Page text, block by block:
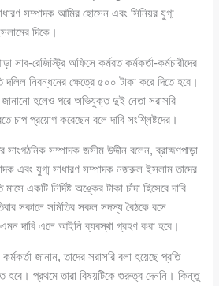
সম্পাদক আমির হোসেন এবং সিনিয়র যুগ্ম
দিকে।
সাব-রেজিস্ট্রি অফিসে কর্মরত কর্মকর্তা-কর্মচারীদের
নিবন্ধনের ক্ষেত্রে ৫০০ টাকা করে দিতে হবে।
জানানো হলেও পরে অভিযুক্ত দুই নেতা সরাসরি
চাপ প্রয়োগ করেছেন বলে দাবি সংশ্লিষ্টদের।
সাংগঠনিক সম্পাদক জসীম উদ্দীন বলেন, ব্রাহ্মণপাড়া
এবং যুগ্ম সাধারণ সম্পাদক নজরুল ইসলাম তাদের
একটি নির্দিষ্ট অঙ্কের টাকা চাঁদা হিসেবে দাবি
সকালে সমিতির সকল সদস্য বৈঠকে বসে
দাবি এলে আইনি ব্যবস্থা গ্রহণ করা হবে।
জানান, তাদের সরাসরি বলা হয়েছে প্রতি
হবে। প্রথমে তারা বিষয়টিকে গুরুত্ব দেননি। কিন্তু